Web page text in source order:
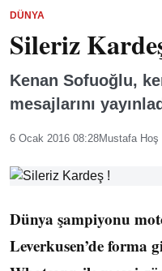
DÜNYA
Sileriz
Kenan Sofuoğlu,
mesajlarını
6 Ocak 2016 08:28Mustafa Hoş
Dünya şampiyonu
Leverkusen’de forma